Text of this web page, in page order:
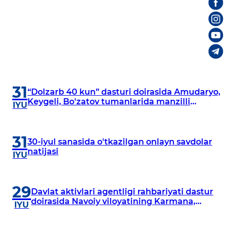
31
IYU
“Dolzarb 40 kun” dasturi doirasida Amudaryo,
Keygeli, Bo'zatov tumanlarida manzilli
31
IYU
30-iyul sanasida o'tkazilgan onlayn savdolar
natijasi
29
IYU
Davlat aktivlari agentligi rahbariyati dastur
doirasida Navoiy viloyatining Karmana,